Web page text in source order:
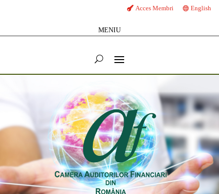
Acces Membri English
MENIU